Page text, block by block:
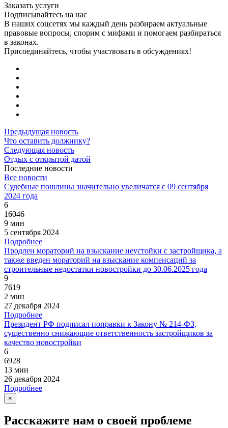
Заказать услуги
Подписывайтесь на нас
В наших соцсетях мы каждый день разбираем актуальные
правовые вопросы, спорим с мифами и помогаем разбираться
в законах.
Присоединяйтесь, чтобы участвовать в обсуждениях!
Предыдущая новость
Что оставить должнику?
Следующая новость
Отдых с открытой датой
Последние новости
Все новости
Судебные пошлины значительно увеличатся с 09 сентября
2024 года
6
16046
9 мин
5 сентября 2024
Подробнее
Продлен мораторий на взыскание неустойки с застройщика, а
также введен мораторий на взыскание компенсаций за
строительные недостатки новостройки до 30.06.2025 года
9
7619
2 мин
27 декабря 2024
Подробнее
Президент РФ подписал поправки к Закону № 214-ФЗ,
существенно снижающие ответственность застройщиков за
качество новостройки
6
6928
13 мин
26 декабря 2024
Подробнее
×
Расскажите нам о своей проблеме